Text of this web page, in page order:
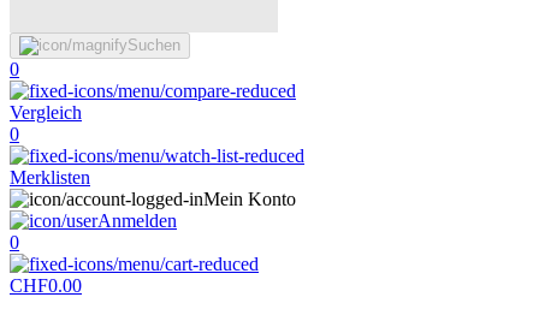
Suchen
0
Vergleich
0
Merklisten
Mein Konto
Anmelden
0
CHF0.00